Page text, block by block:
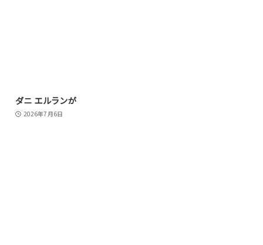
ダニ エルランが
2026年7月6日